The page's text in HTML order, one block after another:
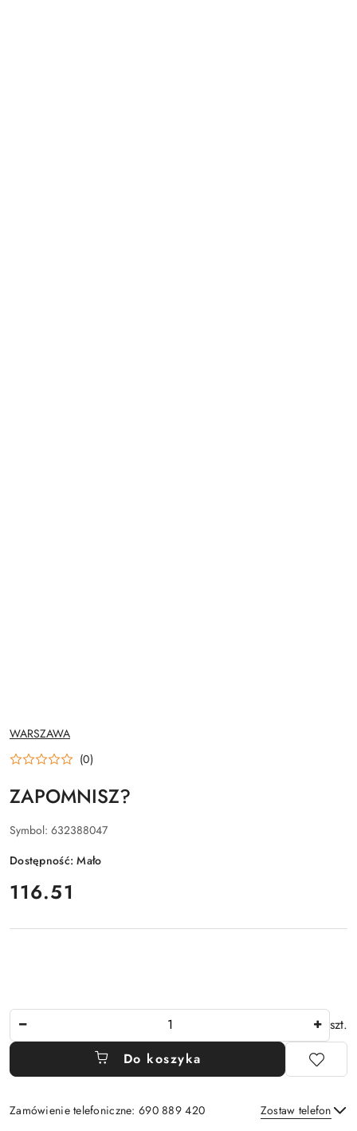
NAZWA
PRODUCENTA:
WARSZAWA
(0)
ZAPOMNISZ?
Symbol: 632388047
Dostępność:Mało
cena:
116.51
szt.
Do koszyka
Zamówienie telefoniczne: 690 889 420 Zostaw telefon